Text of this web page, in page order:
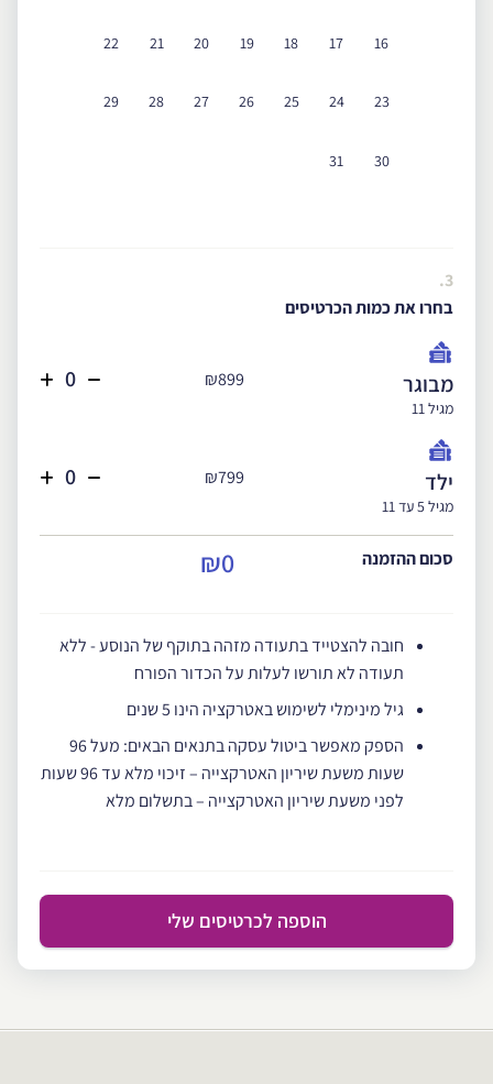
16
17
18
19
20
21
22
23
24
25
26
27
28
29
30
31
3.
בחרו את כמות הכרטיסים
מבוגר
מגיל 11
₪899
ילד
מגיל 5 עד 11
₪799
סכום ההזמנה ₪0
חובה להצטייד בתעודה מזהה בתוקף של הנוסע - ללא
תעודה לא תורשו לעלות על הכדור הפורח
גיל מינימלי לשימוש באטרקציה הינו 5 שנים
הספק מאפשר ביטול עסקה בתנאים הבאים: מעל 96
שעות משעת שיריון האטרקצייה – זיכוי מלא עד 96 שעות
לפני משעת שיריון האטרקצייה – בתשלום מלא
הוספה לכרטיסים שלי